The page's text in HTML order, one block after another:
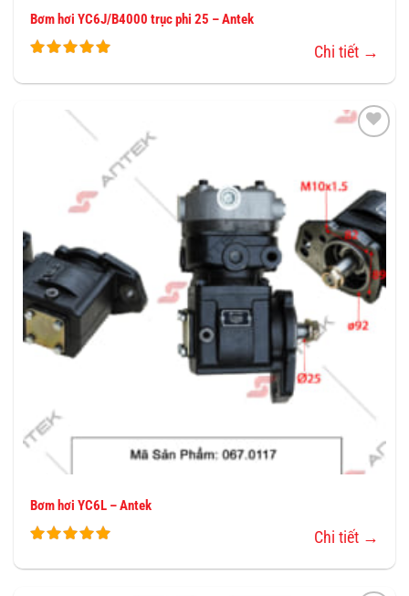
Bơm hơi YC6J/B4000 trục phi 25 – Antek
Chi tiết →
YÊU
THÍCH
Bơm hơi YC6L – Antek
Chi tiết →